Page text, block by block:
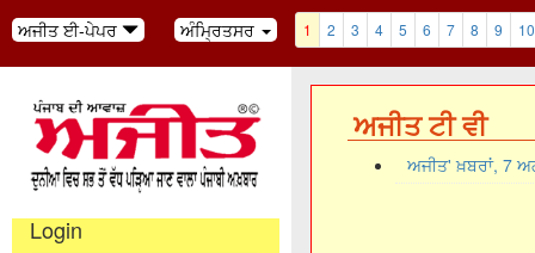
ਅਜੀਤ ਈ-ਪੇਪਰ ਅੰਮ੍ਰਿਤਸਰ 1 2 3 4 5 6 7 8 9 10
Login
ਅਜੀਤ ਟੀ ਵੀ
ਅਜੀਤ' ਖ਼ਬਰਾਂ, 7